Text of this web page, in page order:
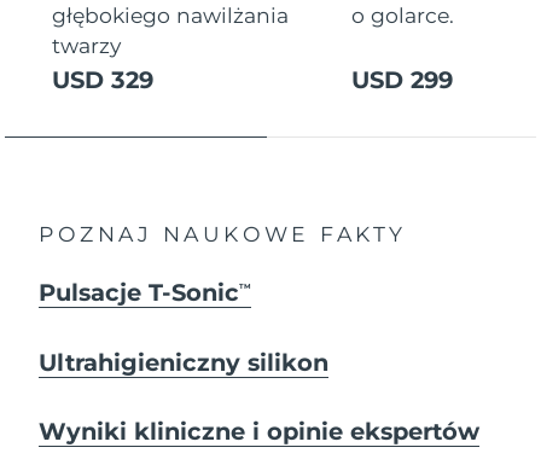
głębokiego nawilżania
twarzy
USD 329
o golarce.
USD 299
POZNAJ NAUKOWE FAKTY
Pulsacje T-SonicTM
Ultrahigieniczny silikon
Wyniki kliniczne i opinie ekspertów